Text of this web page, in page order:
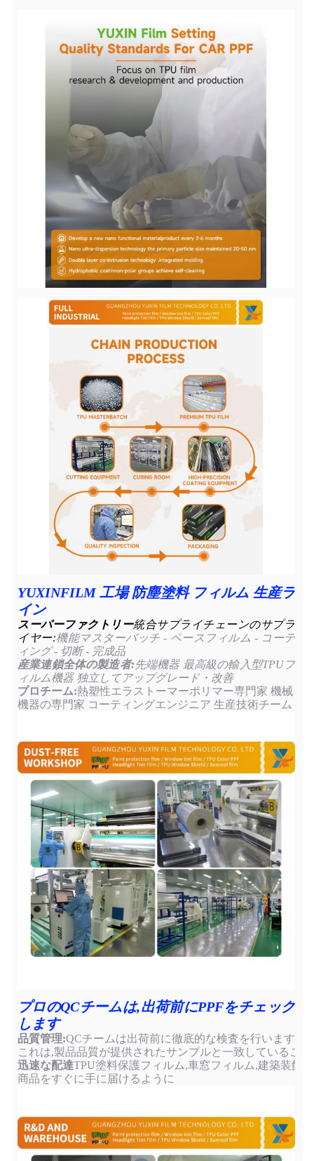
YUXINFILM 工場 防塵塗料 フィルム 生産ラ
イン
スーパーファクトリー統合サプライチェーンのサプラ
イヤー:機能マスターバッチ - ベースフィルム - コーテ
ィング - 切断 - 完成品
産業連鎖全体の製造者:先端機器 最高級の輸入型TPUフ
ィルム機器 独立してアップグレード・改善
プロチーム:熱塑性エラストーマーポリマー専門家 機械
機器の専門家 コーティングエンジニア 生産技術チーム
プロのQCチームは,出荷前にPPFをチェック
します
品質管理:QCチームは出荷前に徹底的な検査を行います
これは,製品品質が提供されたサンプルと一致しているこ
迅速な配達TPU塗料保護フィルム,車窓フィルム,建築装飾
商品をすぐに手に届けるように